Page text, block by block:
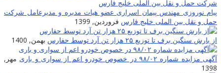
پیام نوروزی مهندس پیمان اسراری عضو هیات مدیره و مدیرعامل شرکت
حمل و نقل بین الملی خلیج فارس فروردین, 1399
از بارش سنگین برف تا توزیع ۲۵ هزار تن آرد توسط حفارس
بهمن, 1400
آگهی مزایده شماره ۹۸/۰۲ در خصوص خودرو اعم از سواری و باری
مهر,
1398